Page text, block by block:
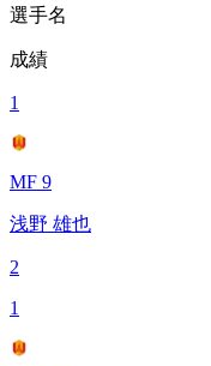
選手名
成績
1
MF 9
浅野 雄也
2
1